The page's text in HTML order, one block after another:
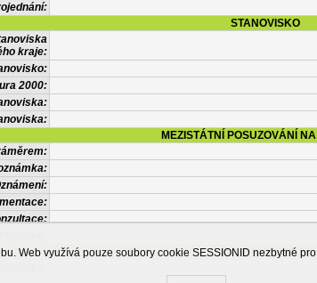
STANOVISKO
kraje:
2000:
MEZISTÁTNÍ POSUZOVÁNÍ
OSTATNÍ
Web využívá pouze soubory cookie SESSIONID nezbytné